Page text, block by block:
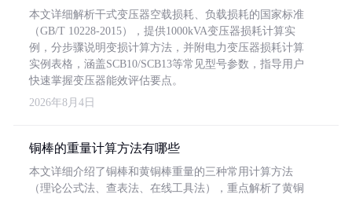
本文详细解析干式变压器空载损耗、负载损耗的国家标准
（GB/T 10228-2015），提供1000kVA变压器损耗计算实
例，分步骤说明变损计算方法，并附电力变压器损耗计算
实例表格，涵盖SCB10/SCB13等常见型号参数，指导用户
快速掌握变压器能效评估要点。
2026年8月4日
铜棒的重量计算方法有哪些
本文详细介绍了铜棒和黄铜棒重量的三种常用计算方法
（理论公式法、查表法、在线工具法），重点解析了黄铜